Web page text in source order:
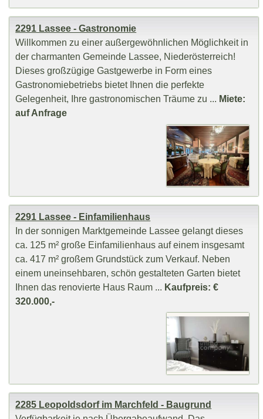
2291 Lassee - Gastronomie
Willkommen zu einer außergewöhnlichen Möglichkeit in
der charmanten Gemeinde Lassee, Niederösterreich!
Dieses großzügige Gastgewerbe in Form eines
Gastronomiebetriebs bietet Ihnen die perfekte
Gelegenheit, Ihre gastronomischen Träume zu ... Miete:
auf Anfrage
2291 Lassee - Einfamilienhaus
In der sonnigen Marktgemeinde Lassee gelangt dieses
ca. 125 m² große Einfamilienhaus auf einem insgesamt
ca. 417 m² großem Grundstück zum Verkauf. Neben
einem uneinsehbaren, schön gestalteten Garten bietet
Ihnen das renovierte Haus Raum ... Kaufpreis: €
320.000,-
2285 Leopoldsdorf im Marchfeld - Baugrund